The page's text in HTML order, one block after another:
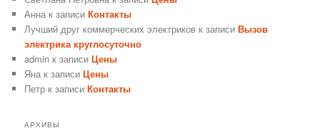
Анна к записиКонтакты
Лучший друг коммерческих электриков к записиВызов
электрика круглосуточно
admin к записиЦены
Яна к записиЦены
Петр к записиКонтакты
АРХИВЫ